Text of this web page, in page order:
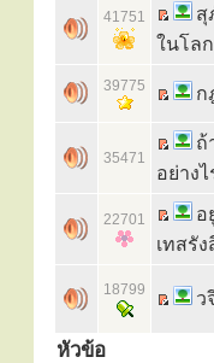
41751
สุ
ในโลก
39775 ก
35471
ถ้
อย่างไ
22701
อ
เทสรัง
18799 ว
หัวข้อ